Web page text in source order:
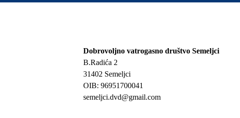
Dobrovoljno vatrogasno društvo Semeljci
B.Radića 2
31402 Semeljci
OIB: 96951700041
semeljci.dvd@gmail.com